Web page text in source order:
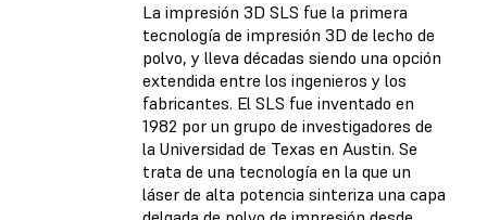
La impresión 3D SLS fue la primera
tecnología de impresión 3D de lecho de
polvo, y lleva décadas siendo una opción
extendida entre los ingenieros y los
fabricantes. El SLS fue inventado en
1982 por un grupo de investigadores de
la Universidad de Texas en Austin. Se
trata de una tecnología en la que un
láser de alta potencia sinteriza una capa